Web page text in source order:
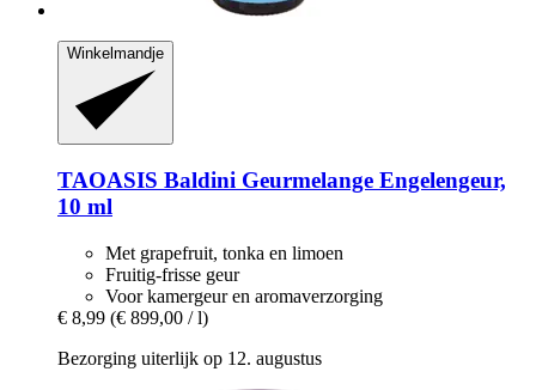
Winkelmandje
TAOASIS Baldini Geurmelange Engelengeur,
10 ml
Met grapefruit, tonka en limoen
Fruitig-frisse geur
Voor kamergeur en aromaverzorging
€ 8,99 (€ 899,00 / l)
Bezorging uiterlijk op 12. augustus